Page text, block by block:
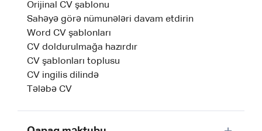
Orijinal CV şablonu
Sahəyə görə nümunələri davam etdirin
Word CV şablonları
CV doldurulmağa hazırdır
CV şablonları toplusu
CV ingilis dilində
Tələbə CV